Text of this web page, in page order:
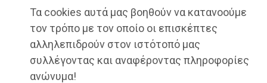
Τα cookies αυτά μας βοηθούν να κατανοούμε
τον τρόπο με τον οποίο οι επισκέπτες
αλληλεπιδρούν στον ιστότοπό μας
συλλέγοντας και αναφέροντας πληροφορίες
ανώνυμα!
ΤΑΞΙΔΙΑ
ΕΞΟΔΟΣ
ΠΕΡΙΒΑΛΛΟΝ